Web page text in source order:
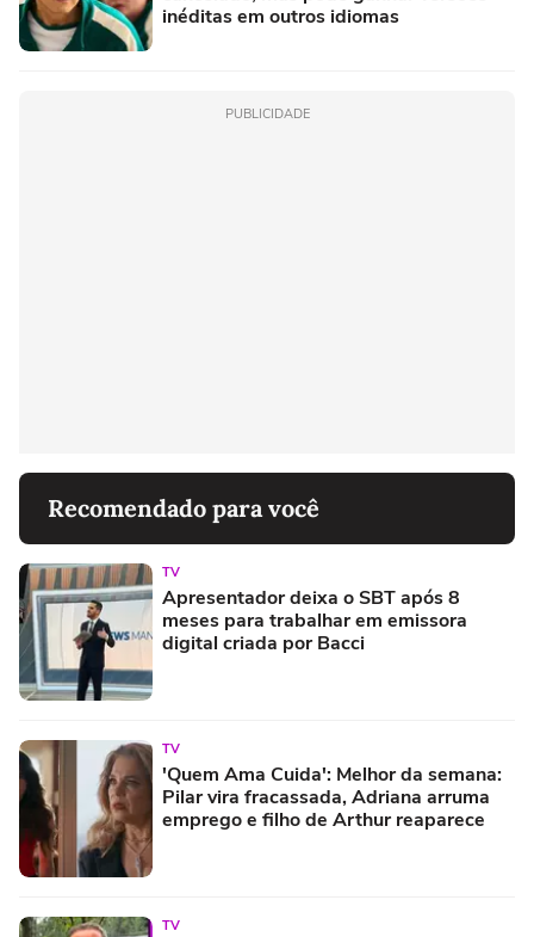
inéditas em outros idiomas
PUBLICIDADE
Recomendado para você
TV
Apresentador deixa o SBT após 8
meses para trabalhar em emissora
digital criada por Bacci
TV
'Quem Ama Cuida': Melhor da semana:
Pilar vira fracassada, Adriana arruma
emprego e filho de Arthur reaparece
TV